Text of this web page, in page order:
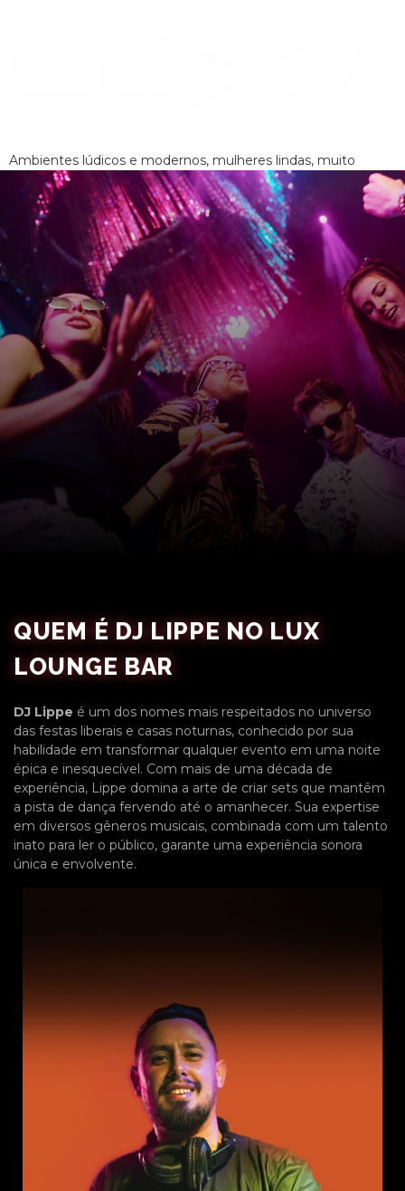
Ambientes lúdicos e modernos, mulheres lindas, muito
entretenimento e bons drinks,
QUEM É DJ LIPPE NO LUX
LOUNGE BAR
DJ Lippe é um dos nomes mais respeitados no universo
das festas liberais e casas noturnas, conhecido por sua
habilidade em transformar qualquer evento em uma noite
épica e inesquecível. Com mais de uma década de
experiência, Lippe domina a arte de criar sets que mantêm
a pista de dança fervendo até o amanhecer. Sua expertise
em diversos gêneros musicais, combinada com um talento
inato para ler o público, garante uma experiência sonora
única e envolvente.